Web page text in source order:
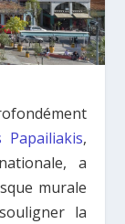
Papailiakis,
a
murale
la